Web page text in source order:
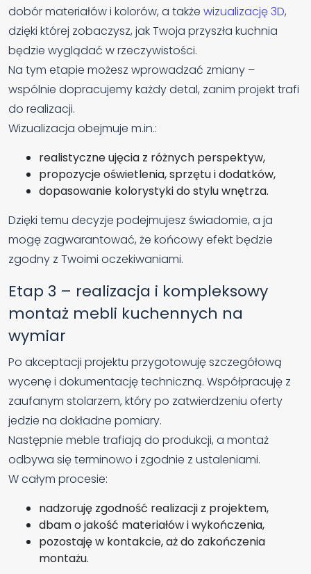
dobór materiałów i kolorów, a także wizualizację 3D,
dzięki której zobaczysz, jak Twoja przyszła kuchnia
będzie wyglądać w rzeczywistości.
Na tym etapie możesz wprowadzać zmiany –
wspólnie dopracujemy każdy detal, zanim projekt trafi
do realizacji.
Wizualizacja obejmuje m.in.:
realistyczne ujęcia z różnych perspektyw,
propozycje oświetlenia, sprzętu i dodatków,
dopasowanie kolorystyki do stylu wnętrza.
Dzięki temu decyzje podejmujesz świadomie, a ja
mogę zagwarantować, że końcowy efekt będzie
zgodny z Twoimi oczekiwaniami.
Etap 3 – realizacja i kompleksowy
montaż mebli kuchennych na
wymiar
Po akceptacji projektu przygotowuję szczegółową
wycenę i dokumentację techniczną. Współpracuję z
zaufanym stolarzem, który po zatwierdzeniu oferty
jedzie na dokładne pomiary.
Następnie meble trafiają do produkcji, a montaż
odbywa się terminowo i zgodnie z ustaleniami.
W całym procesie:
nadzoruję zgodność realizacji z projektem,
dbam o jakość materiałów i wykończenia,
pozostaję w kontakcie, aż do zakończenia
montażu.